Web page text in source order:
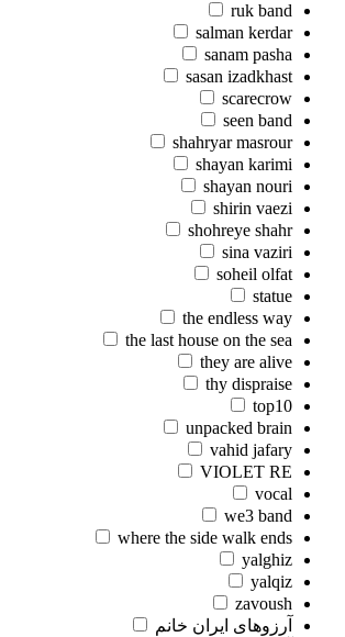
ruk band
salman kerdar
sanam pasha
sasan izadkhast
scarecrow
seen band
shahryar masrour
shayan karimi
shayan nouri
shirin vaezi
shohreye shahr
sina vaziri
soheil olfat
statue
the endless way
the last house on the sea
they are alive
thy dispraise
top10
unpacked brain
vahid jafary
VIOLET RE
vocal
we3 band
where the side walk ends
yalghiz
yalqiz
zavoush
آرزوهای ایران خانم